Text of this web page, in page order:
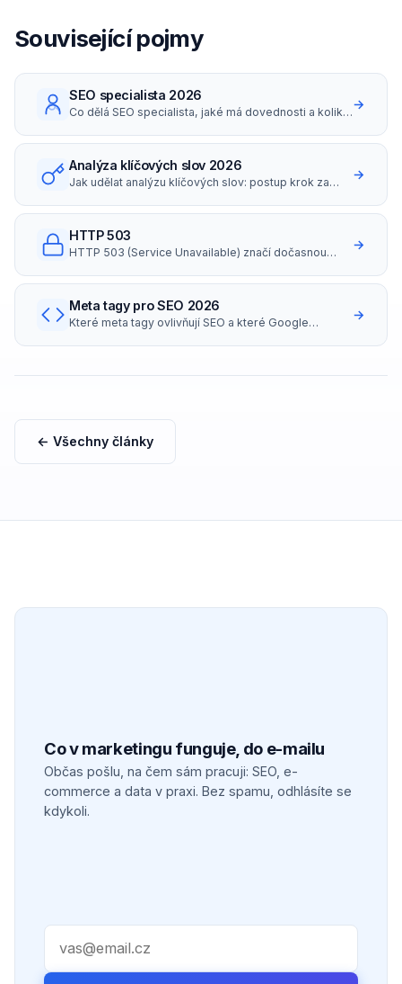
Související pojmy
SEO specialista 2026
Co dělá SEO specialista, jaké má dovednosti a kolik
→
Analýza klíčových slov 2026
Jak udělat analýzu klíčových slov: postup krok za
strategie a search intent.
→
HTTP 503
HTTP 503 (Service Unavailable) značí dočasnou
→
Meta tagy pro SEO 2026
Které meta tagy ovlivňují SEO a které Google
→
← Všechny články
Co v marketingu funguje, do e-mailu
Občas pošlu, na čem sám pracuji: SEO, e-
commerce a data v praxi. Bez spamu, odhlásíte se
kdykoli.
Váš e-mail